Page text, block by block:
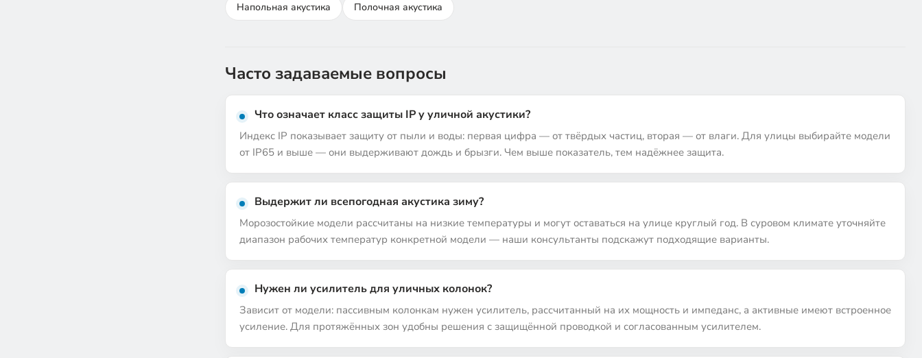
Напольная акустика
Полочная акустика
Часто задаваемые вопросы
Что означает класс защиты IP у уличной акустики?
Индекс IP показывает защиту от пыли и воды: первая цифра — от твёрдых частиц, вторая — от влаги. Для улицы выбирайте модели
от IP65 и выше — они выдерживают дождь и брызги. Чем выше показатель, тем надёжнее защита.
Выдержит ли всепогодная акустика зиму?
Морозостойкие модели рассчитаны на низкие температуры и могут оставаться на улице круглый год. В суровом климате уточняйте
диапазон рабочих температур конкретной модели — наши консультанты подскажут подходящие варианты.
Нужен ли усилитель для уличных колонок?
Зависит от модели: пассивным колонкам нужен усилитель, рассчитанный на их мощность и импеданс, а активные имеют встроенное
усиление. Для протяжённых зон удобны решения с защищённой проводкой и согласованным усилителем.